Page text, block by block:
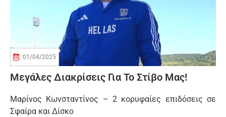
01/04/2025
Μεγάλες Διακρίσεις Για Το Στίβο Μας!
Μαρίνος Κωνσταντίνος – 2 κορυφαίες επιδόσεις σε
Σφαίρα και Δίσκο